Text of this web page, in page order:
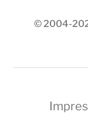
© 2004-